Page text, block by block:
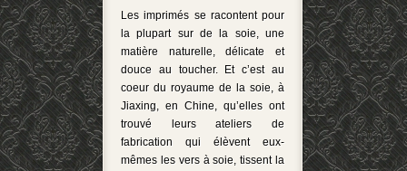
Les imprimés se racontent pour
la plupart sur de la soie, une
matière naturelle, délicate et
douce au toucher. Et c’est au
coeur du royaume de la soie, à
Jiaxing, en Chine, qu’elles ont
trouvé leurs ateliers de
fabrication qui élèvent eux-
mêmes les vers à soie, tissent la